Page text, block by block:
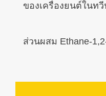
ของเครื่องยนต์ในทวี
ส่วนผสม Ethane-